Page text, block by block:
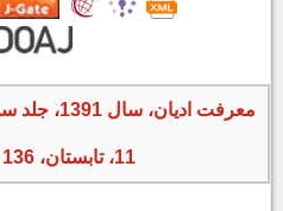
معرفت
11، تابستان، 136 صفحه